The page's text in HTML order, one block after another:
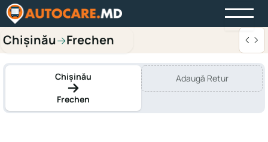
Chișinău→Frechen
Chișinău
Frechen
Adaugă Retur